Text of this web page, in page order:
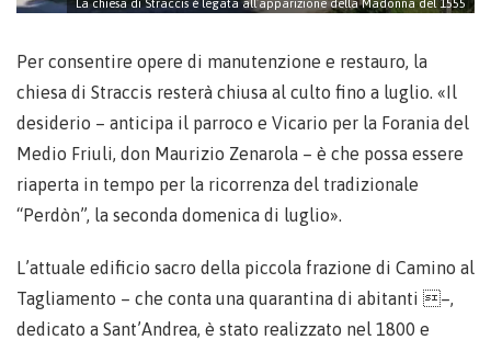
La chiesa di Straccis è legata all’apparizione della Madonna del 1555
Per consentire opere di manutenzione e restauro, la
chiesa di Straccis resterà chiusa al culto fino a luglio. «Il
desiderio – anticipa il parroco e Vicario per la Forania del
Medio Friuli, don Maurizio Zenarola – è che possa essere
riaperta in tempo per la ricorrenza del tradizionale
“Perdòn”, la seconda domenica di luglio».
L’attuale edificio sacro della piccola frazione di Camino al
Tagliamento – che conta una quarantina di abitanti –,
dedicato a Sant’Andrea, è stato realizzato nel 1800 e